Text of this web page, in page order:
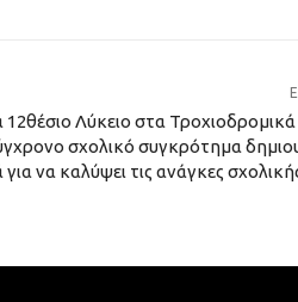
Λύκειο στα
σχολικό συγκρότημα
να καλύψει τις ανάγκες